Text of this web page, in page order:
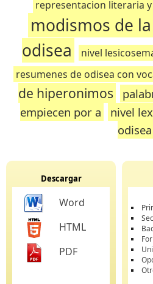
representacion literaria
modismos de
odisea
nivel
resumenes de odisea con
de hiperonimos
empiecen por a
nivel
odisea
Descargar
Word
HTML
PDF